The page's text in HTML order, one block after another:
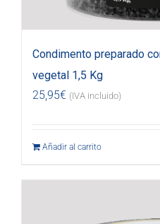
Condimento preparado
vegetal 1,5 Kg
25,95€ (IVA incluido)
Añadir al carrito